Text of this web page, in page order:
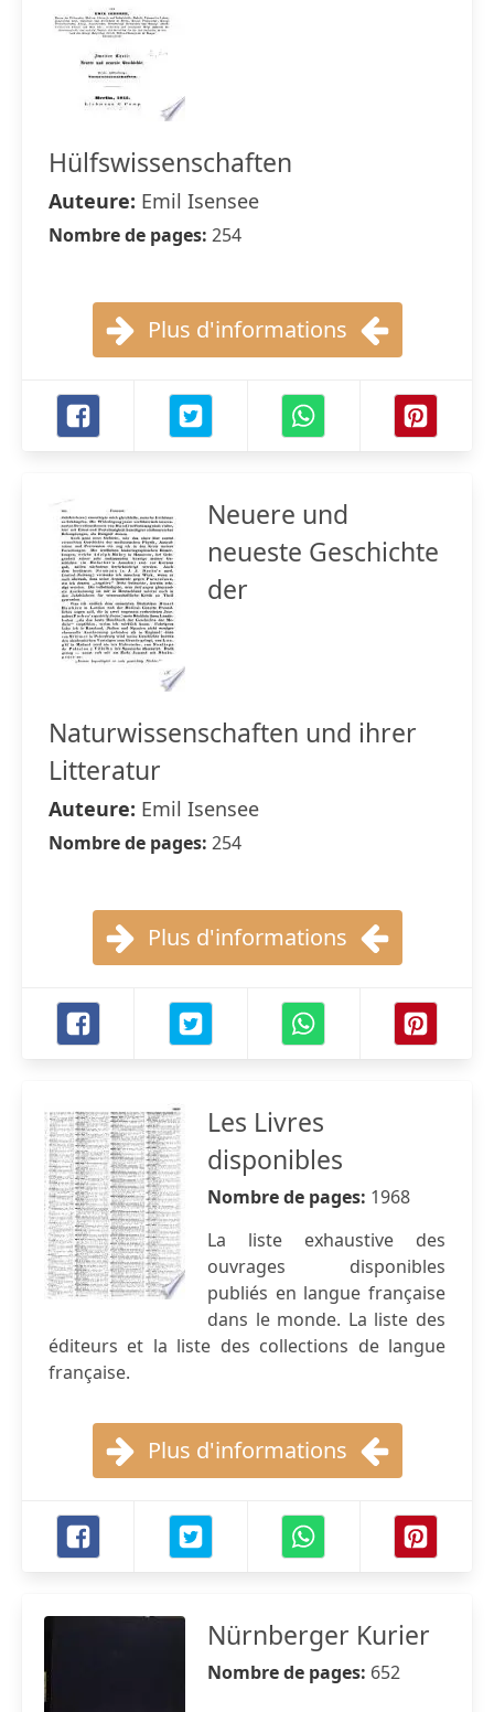
Hülfswissenschaften
Auteure: Emil Isensee
Nombre de pages: 254
Plus d'informations
Neuere und
neueste Geschichte
der
Naturwissenschaften und ihrer
Litteratur
Auteure: Emil Isensee
Nombre de pages: 254
Plus d'informations
Les Livres
disponibles
Nombre de pages: 1968
La liste exhaustive des
ouvrages disponibles
publiés en langue française
dans le monde. La liste des
éditeurs et la liste des collections de langue
française.
Plus d'informations
Nürnberger Kurier
Nombre de pages: 652